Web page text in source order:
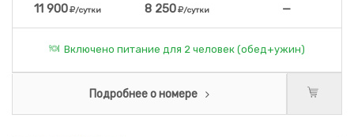
11 900 /сутки 8 250 /сутки —
Включено питание для 2 человек (обед+ужин)
Подробнее о номере